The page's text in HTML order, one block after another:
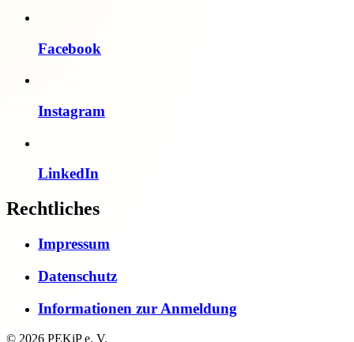
Facebook
Instagram
LinkedIn
Rechtliches
Impressum
Datenschutz
Informationen zur Anmeldung
© 2026 PEKiP e. V.